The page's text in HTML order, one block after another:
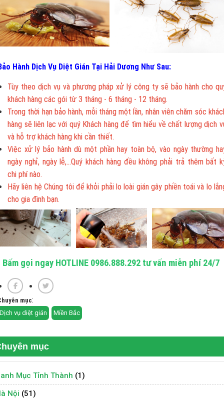
mục
Mục Tỉnh Thành (1)
Nội (51)
Hành Dịch Vụ Diệt Gián Tại Hải Dương Như Sau:
Tùy theo dịch vụ và phương pháp xử lý công ty sẽ bảo hành cho
khách hàng các gói từ 3 tháng - 6 tháng - 12 tháng.
Trong thời hạn bảo hành, mỗi tháng một lần, nhân viên chăm sóc
hàng sẽ liên lạc với quý Khách hàng để tìm hiểu về chất lượng dịch
và hỗ trợ khách hàng khi cần thiết.
Việc xử lý bảo hành dù một phần hay toàn bộ, vào ngày thường
ngày nghỉ, ngày lễ,...Quý khách hàng đều không phải trả thêm bất
chi phí nào.
Hãy liên hệ Chúng tôi để khỏi phải lo loài gián gây phiền toái và lo
cho gia đình bạn.
Bấm gọi ngay HOTLINE 0986.888.292 tư vấn miễn phí 24/7
mục:
Dịch vụ diệt gián Miền Bắc